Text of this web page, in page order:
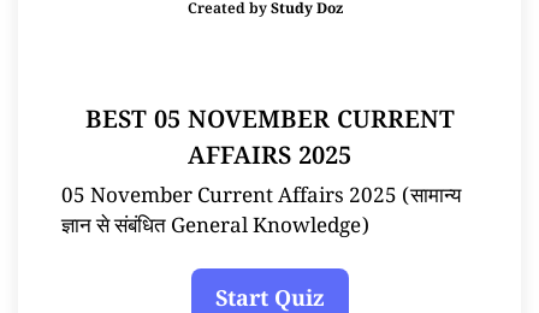
Created byStudy Doz
BEST 05 NOVEMBER CURRENT
AFFAIRS 2025
05 November Current Affairs 2025 (सामान्य
ज्ञान से संबंधित General Knowledge)